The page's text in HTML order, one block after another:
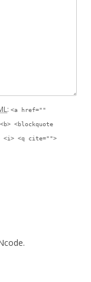
: <a href=""
<blockquote
<i> <q cite="">